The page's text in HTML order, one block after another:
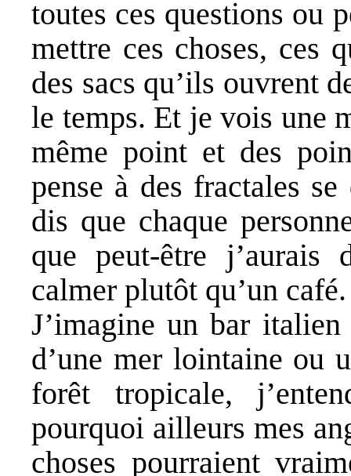
toutes ces questions ou
mettre ces choses, ces
des sacs qu’ils ouvrent
le temps. Et je vois une
même point et des
pense à des fractales
dis que chaque
que peut-être
calmer plutôt qu’un café.
J’imagine un bar
d’une mer lointaine ou
forêt tropicale,
pourquoi ailleurs mes
choses pourraient